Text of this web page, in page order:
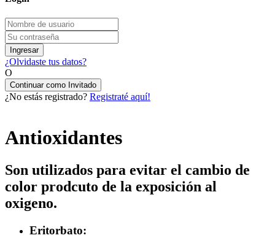
Ingresar
¿Olvidaste tus datos?
O
Continuar como Invitado
¿No estás registrado? Registraté aquí!
Antioxidantes
Son utilizados para evitar el cambio de
color prodcuto de la exposición al
oxigeno.
Eritorbato: